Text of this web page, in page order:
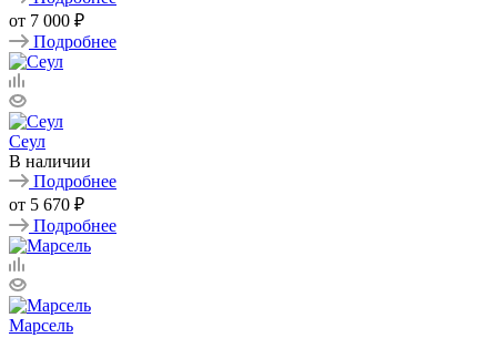
от 7 000 ₽
Подробнее
Сеул
В наличии
Подробнее
от 5 670 ₽
Подробнее
Марсель